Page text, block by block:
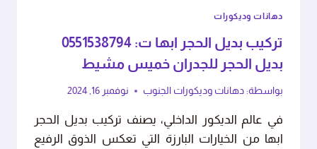
دهانات وديكورات
تركيب بديل الحجر ابها ت: 0551538794
بديل الحجر للجدران خميس مشيط
بواسطة: دهانات وديكورات الجنوب نوفمبر 16, 2024
في عالم الديكور الداخلي، يصنف تركيب بديل الحجر
ابها من الخيارات البارزة التي تعكس الذوق الرفيع